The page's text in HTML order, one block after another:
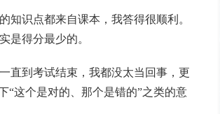
知识点都来自课本，我答得很顺利。
是得分最少的。
直到考试结束，我都没太当回事，更
“这个是对的、那个是错的”之类的意